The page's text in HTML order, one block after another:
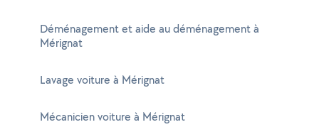
Déménagement et aide au déménagement à
Mérignat
Lavage voiture à Mérignat
Mécanicien voiture à Mérignat